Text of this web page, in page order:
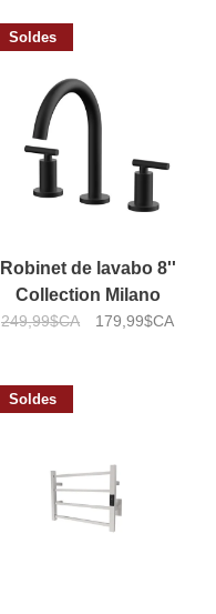
Soldes
Robinet de lavabo 8''
Collection Milano
249,99$CA 179,99$CA
Soldes